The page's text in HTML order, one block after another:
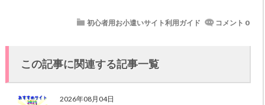
初心者用お小遣いサイト利用ガイド コメント 0
この記事に関連する記事一覧
2026年08月04日